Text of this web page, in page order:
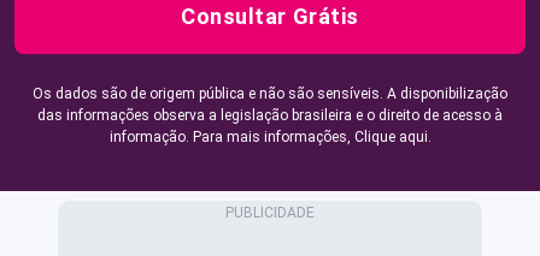
Consultar Grátis
Os dados são de origem pública e não são sensíveis. A disponibilização
das informações observa a legislação brasileira e o direito de acesso à
informação. Para mais informações, Clique aqui.